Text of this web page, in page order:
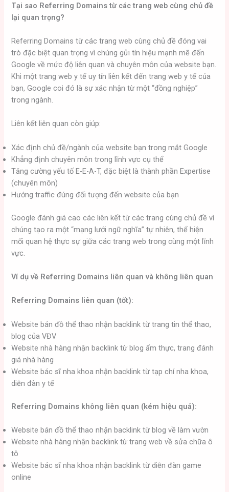
Tại sao Referring Domains từ các trang web cùng chủ đề
lại quan trọng?
Referring Domains từ các trang web cùng chủ đề đóng vai
trò đặc biệt quan trọng vì chúng gửi tín hiệu mạnh mẽ đến
Google về mức độ liên quan và chuyên môn của website bạn.
Khi một trang web y tế uy tín liên kết đến trang web y tế của
bạn, Google coi đó là sự xác nhận từ một “đồng nghiệp”
trong ngành.
Liên kết liên quan còn giúp:
Xác định chủ đề/ngành của website bạn trong mắt Google
Khẳng định chuyên môn trong lĩnh vực cụ thể
Tăng cường yếu tố E-E-A-T, đặc biệt là thành phần Expertise
(chuyên môn)
Hướng traffic đúng đối tượng đến website của bạn
Google đánh giá cao các liên kết từ các trang cùng chủ đề vì
chúng tạo ra một “mạng lưới ngữ nghĩa” tự nhiên, thể hiện
mối quan hệ thực sự giữa các trang web trong cùng một lĩnh
vực.
Ví dụ về Referring Domains liên quan và không liên quan
Referring Domains liên quan (tốt):
Website bán đồ thể thao nhận backlink từ trang tin thể thao,
blog của VĐV
Website nhà hàng nhận backlink từ blog ẩm thực, trang đánh
giá nhà hàng
Website bác sĩ nha khoa nhận backlink từ tạp chí nha khoa,
diễn đàn y tế
Referring Domains không liên quan (kém hiệu quả):
Website bán đồ thể thao nhận backlink từ blog về làm vườn
Website nhà hàng nhận backlink từ trang web về sửa chữa ô
tô
Website bác sĩ nha khoa nhận backlink từ diễn đàn game
online